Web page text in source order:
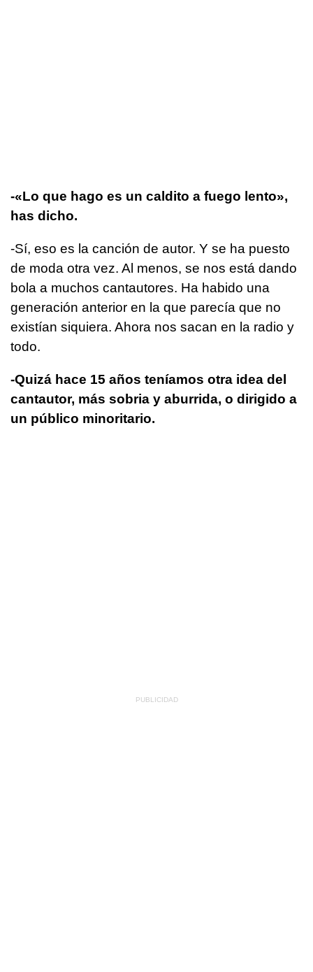
­-«Lo que hago es un caldito a fuego lento»,
has dicho.
-Sí, eso es la canción de autor. Y se ha puesto
de moda otra vez. Al menos, se nos está dando
bola a muchos cantautores. Ha habido una
generación anterior en la que parecía que no
existían siquiera. Ahora nos sacan en la radio y
todo.
­-Quizá hace 15 años teníamos otra idea del
cantautor, más sobria y aburrida, o dirigido a
un público minoritario.